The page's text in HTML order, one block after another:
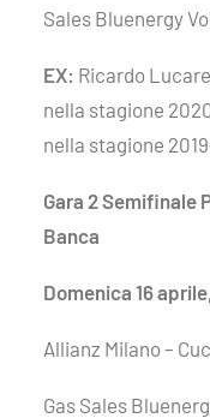
Sales Bluenergy
EX: Ricardo
nella stagione
nella stagione
Gara 2 Semifinale
Banca
Domenica 16
Allianz Milano –
Gas Sales